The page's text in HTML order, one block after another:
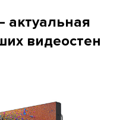
актуальная
видеостен